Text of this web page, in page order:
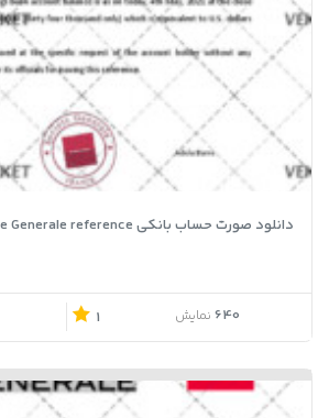
دانلود صورت حساب بانکی Societe Generale reference فراسه
640 نمایش 1